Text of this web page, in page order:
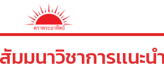
มมนาวิชาการเเน